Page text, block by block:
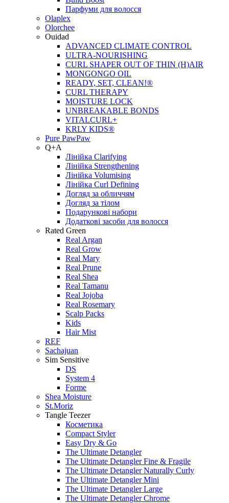
Парфуми для волосся
Olaplex
Olorchee
Ouidad
ADVANCED CLIMATE CONTROL
ULTRA-NOURISHING
CURL SHAPER OUT OF THIN (H)AIR
MONGONGO OIL
READY, SET, CLEAN!®
CURL THERAPY
MOISTURE LOCK
UNBREAKABLE BONDS
VITALCURL+
KRLY KIDS®
Pure PawPaw
Q+A
Лінійка Clarifying
Лінійка Strengthening
Лінійка Volumising
Лінійка Curl Defining
Догляд за обличчям
Догляд за тілом
Подарункові набори
Додаткові засоби для волосся
Rated Green
Real Argan
Real Grow
Real Mary
Real Prune
Real Shea
Real Tamanu
Real Jojoba
Real Rosemary
Scalp Packs
Kids
Hair Mist
REF
Sachajuan
Sim Sensitive
DS
System 4
Forme
Shea Moisture
St.Moriz
Tangle Teezer
Косметика
Compact Styler
Easy Dry & Go
The Ultimate Detangler
The Ultimate Detangler Fine & Fragile
The Ultimate Detangler Naturally Curly
The Ultimate Detangler Mini
The Ultimate Detangler Large
The Ultimate Detangler Chrome